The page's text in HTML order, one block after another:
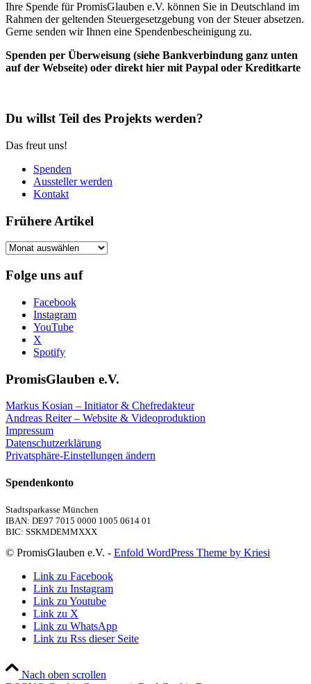
Ihre Spende für PromisGlauben e.V. können Sie in Deutschland im
Rahmen der geltenden Steuergesetzgebung von der Steuer absetzen.
Gerne senden wir Ihnen eine Spendenbescheinigung zu.
Spenden per Überweisung (siehe Bankverbindung ganz unten
auf der Webseite) oder direkt hier mit Paypal oder Kreditkarte
Du willst Teil des Projekts werden?
Das freut uns!
Spenden
Aussteller werden
Kontakt
Frühere Artikel
Frühere
Folge uns auf
Facebook
Instagram
YouTube
X
Spotify
PromisGlauben e.V.
Markus Kosian – Initiator & Chefredakteur
Andreas Reiter – Website & Videoproduktion
Impressum
Datenschutzerklärung
Privatsphäre-Einstellungen ändern
Spendenkonto
Stadtsparkasse München
IBAN: DE97 7015 0000 1005 0614 01
BIC: SSKMDEMMXXX
© PromisGlauben e.V. - Enfold WordPress Theme by Kriesi
Link zu Facebook
Link zu Instagram
Link zu Youtube
Link zu X
Link zu WhatsApp
Link zu Rss dieser Seite
Nach oben scrollen